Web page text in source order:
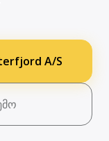
A/S